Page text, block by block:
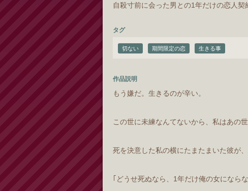
自殺寸前に会った男との1年だけの恋人契
タグ
切ない 期間限定の恋 生きる事
作品説明
もう嫌だ。生きるのが辛い。
この世に未練なんてないから、私はあの世
死を決意した私の横にたまたまいた彼が、
｢どうせ死ぬなら、1年だけ俺の女になら